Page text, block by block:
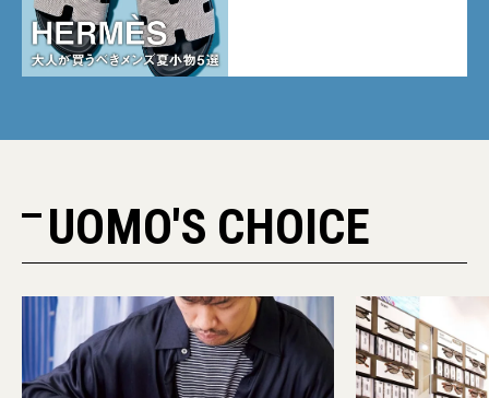
UOMO'S CHOICE